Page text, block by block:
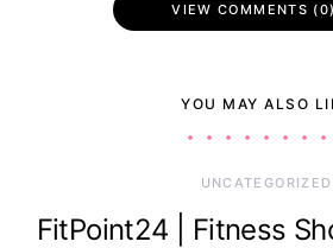
VIEW COMMENTS (0)
YOU MAY ALSO
UNCATEGORIZED
FitPoint24 | Fitness